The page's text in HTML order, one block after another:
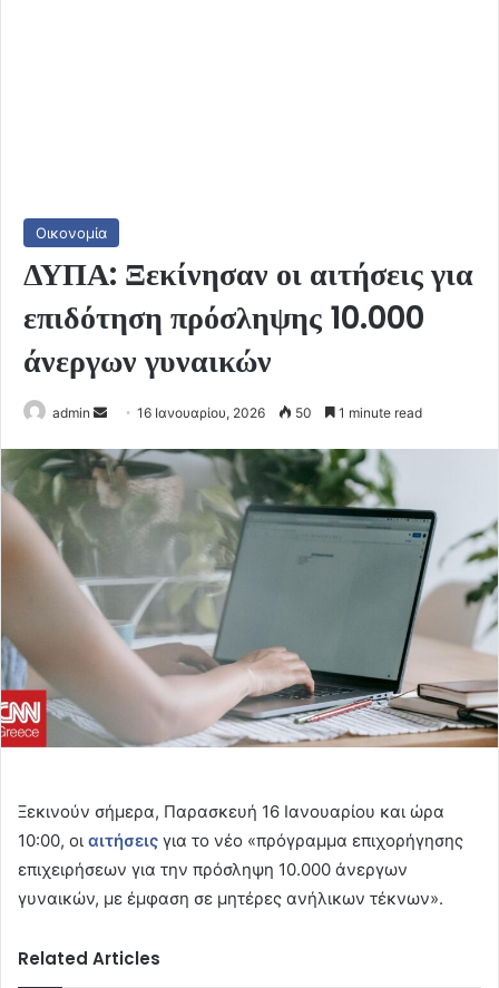
Οικονομία
ΔΥΠΑ: Ξεκίνησαν οι αιτήσεις για
επιδότηση πρόσληψης 10.000
άνεργων γυναικών
admin
Send
email
16 Ιανουαρίου, 2026 50 1 minute read
Ξεκινούν σήμερα, Παρασκευή 16 Ιανουαρίου και ώρα
10:00, οι αιτήσεις για το νέο «πρόγραμμα επιχορήγησης
επιχειρήσεων για την πρόσληψη 10.000 άνεργων
γυναικών, με έμφαση σε μητέρες ανήλικων τέκνων».
Related Articles